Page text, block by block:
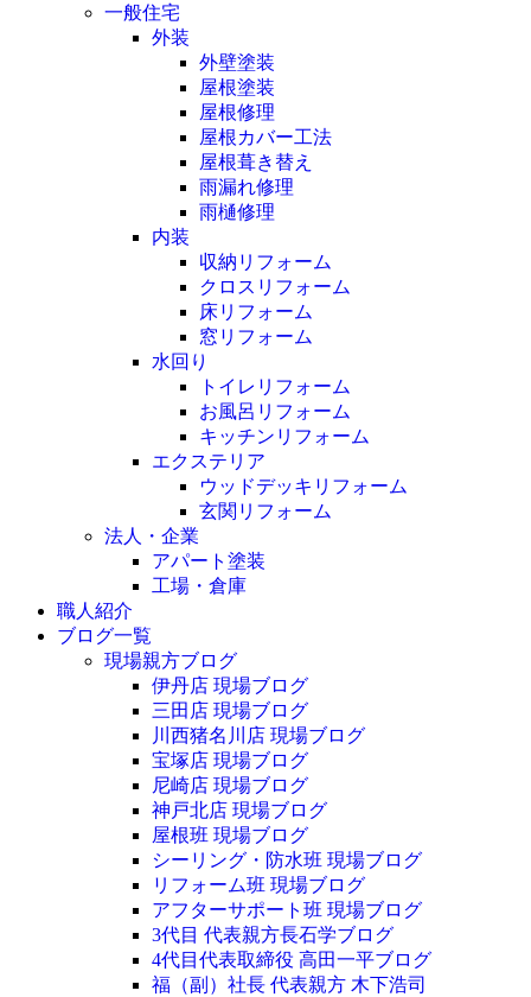
一般住宅
外装
外壁塗装
屋根塗装
屋根修理
屋根カバー工法
屋根葺き替え
雨漏れ修理
雨樋修理
内装
収納リフォーム
クロスリフォーム
床リフォーム
窓リフォーム
水回り
トイレリフォーム
お風呂リフォーム
キッチンリフォーム
エクステリア
ウッドデッキリフォーム
玄関リフォーム
法人・企業
アパート塗装
工場・倉庫
職人紹介
ブログ一覧
現場親方ブログ
伊丹店 現場ブログ
三田店 現場ブログ
川西猪名川店 現場ブログ
宝塚店 現場ブログ
尼崎店 現場ブログ
神戸北店 現場ブログ
屋根班 現場ブログ
シーリング・防水班 現場ブログ
リフォーム班 現場ブログ
アフターサポート班 現場ブログ
3代目 代表親方長石学ブログ
4代目代表取締役 高田一平ブログ
福（副）社長 代表親方 木下浩司